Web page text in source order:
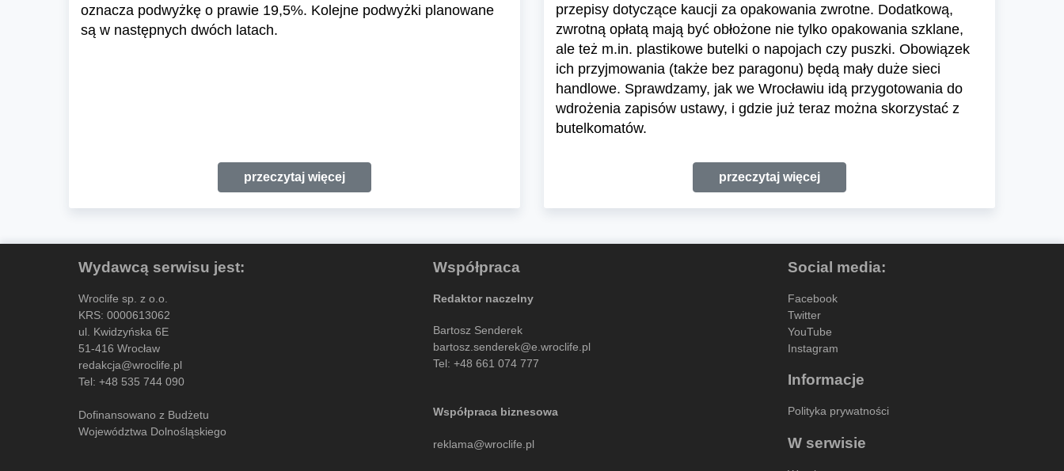
oznacza podwyżkę o prawie 19,5%. Kolejne podwyżki planowane
są w następnych dwóch latach.
przeczytaj więcej
przepisy dotyczące kaucji za opakowania zwrotne. Dodatkową,
zwrotną opłatą mają być obłożone nie tylko opakowania szklane,
ale też m.in. plastikowe butelki o napojach czy puszki. Obowiązek
ich przyjmowania (także bez paragonu) będą mały duże sieci
handlowe. Sprawdzamy, jak we Wrocławiu idą przygotowania do
wdrożenia zapisów ustawy, i gdzie już teraz można skorzystać z
butelkomatów.
przeczytaj więcej
Wydawcą serwisu jest:
Wroclife sp. z o.o.
KRS: 0000613062
ul. Kwidzyńska 6E
51-416 Wrocław
redakcja@wroclife.pl
Tel: +48 535 744 090
Dofinansowano z Budżetu
Województwa Dolnośląskiego
Współpraca
Redaktor naczelny
Bartosz Senderek
bartosz.senderek@e.wroclife.pl
Tel: +48 661 074 777
Współpraca biznesowa
reklama@wroclife.pl
Social media:
Facebook
Twitter
YouTube
Instagram
Informacje
Polityka prywatności
W serwisie